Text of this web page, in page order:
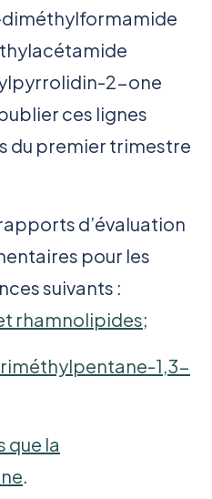
diméthylformamide
2-one
ces lignes
du premier trimestre
d’évaluation
pour les
suivants :
rhamnolipides;
1,3-
que la
.